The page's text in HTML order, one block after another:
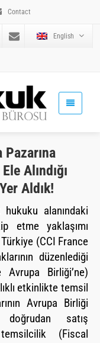
Contact
English
Pazarına
Alındığı
Aldık!
alanındaki
etme yaklaşımı
Türkiye (CCI France
düzenlediği
Avrupa Birliği’ne)
etkinlikte temsil
Avrupa Birliği
doğrudan satış
(Fiscal